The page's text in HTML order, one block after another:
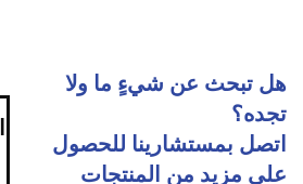
هل تبحث عن شيءٍ ما ولا
تجده؟
اتصل بمستشارينا للحصول
على مزيد من المنتجات